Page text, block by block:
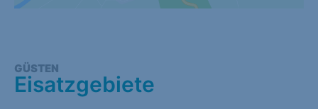
GÜSTEN
Eisatzgebiete